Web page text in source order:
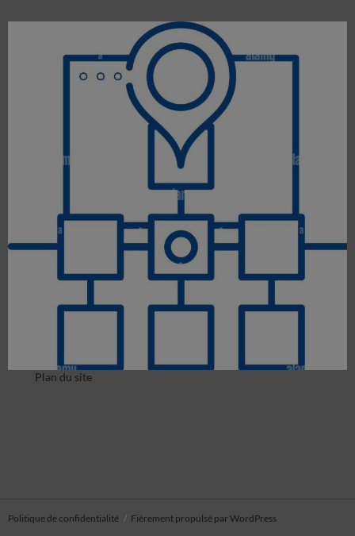
Plan du site
Politique de confidentialité Fièrement propulsé par WordPress